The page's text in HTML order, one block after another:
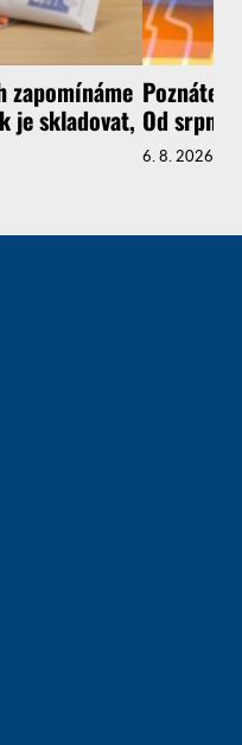
zapomínáme
je skladovat,
Poznáte,
Od srpna
6. 8. 2026